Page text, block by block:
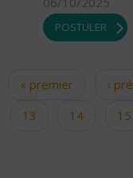
POSTULER
Pages
« premier ‹
13
14 15